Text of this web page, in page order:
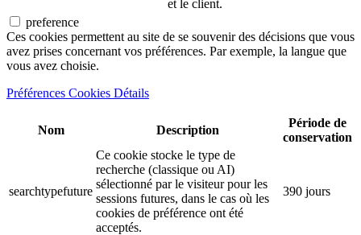
et le client.
preference
Ces cookies permettent au site de se souvenir des décisions que vous
avez prises concernant vos préférences. Par exemple, la langue que
vous avez choisie.
Préférences Cookies Détails
Nom Description
Période de
conservation
searchtypefuture
Ce cookie stocke le type de
recherche (classique ou AI)
sélectionné par le visiteur pour les
sessions futures, dans le cas où les
cookies de préférence ont été
acceptés.
390 jours